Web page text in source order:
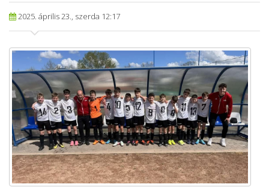
2025. április 23., szerda 12:17